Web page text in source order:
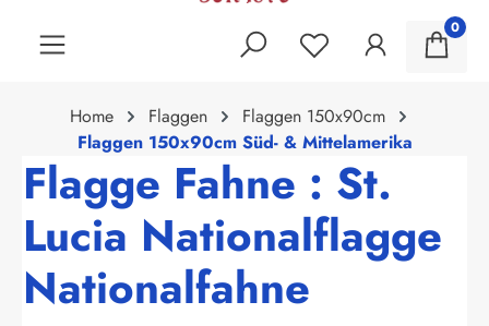
0
Home Flaggen
Flaggen 150x90cm
Flaggen 150x90cm Süd- & Mittelamerika
Flagge Fahne : St.
Lucia Nationalflagge
Nationalfahne